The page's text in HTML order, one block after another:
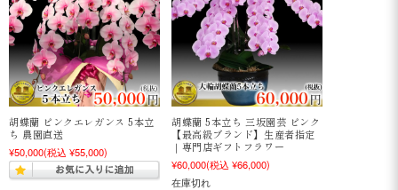
胡蝶蘭 ピンクエレガンス 5本立
ち 農園直送
¥50,000(税込 ¥55,000)
胡蝶蘭 5本立ち 三坂園芸 ピンク
【最高級ブランド】生産者指定
｜専門店ギフトフラワー
¥60,000(税込 ¥66,000)
在庫切れ